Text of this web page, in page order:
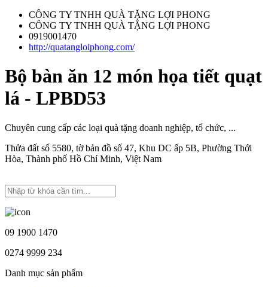
CÔNG TY TNHH QUÀ TẶNG LỢI PHONG
CÔNG TY TNHH QUÀ TẶNG LỢI PHONG
0919001470
http://quatangloiphong.com/
Bộ bàn ăn 12 món họa tiết quạt
lá - LPBD53
Chuyên cung cấp các loại quà tặng doanh nghiệp, tổ chức, ...
Thửa đất số 5580, tờ bản đồ số 47, Khu DC ấp 5B, Phường Thới
Hòa, Thành phố Hồ Chí Minh, Việt Nam
09 1900 1470
0274 9999 234
Danh mục sản phẩm